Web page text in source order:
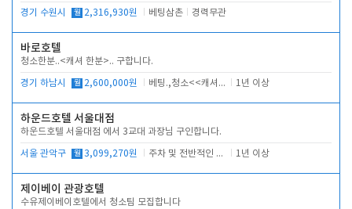
경기 수원시 월 2,316,930원 베팅삼촌 경력무관
바로호텔
청소한분..<캐셔 한분>.. 구합니다.
경기 하남시 월 2,600,000원 베팅.,청소<<캐셔 모셔봅니다. 1년 이상
하운드호텔 서울대점
하운드호텔 서울대점 에서 3교대 과장님 구인합니다.
서울 관악구 월 3,099,270원 주차 및 전반적인 당번업무 1년 이상
제이베이 관광호텔
수유제이베이호텔에서 청소팀 모집합니다